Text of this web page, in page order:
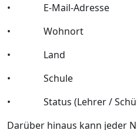
• E-Mail-Adresse
• Wohnort
• Land
• Schule
• Status (Lehrer / Schü
Darüber hinaus kann jeder